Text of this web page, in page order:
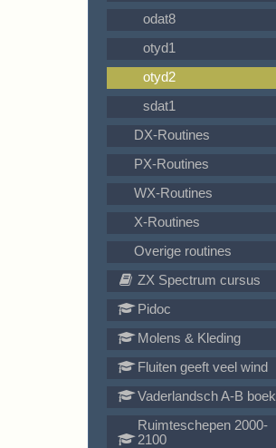
odat8
otyd1
otyd2
sdat1
DX-Routines
PX-Routines
WX-Routines
X-Routines
Overige routines
ZX Spectrum cursus
Pidoc
Molens & Kleding
Fluiten geeft veel wind
Vaderlandsch A-B boek
Ruimteschepen 2000-
2100